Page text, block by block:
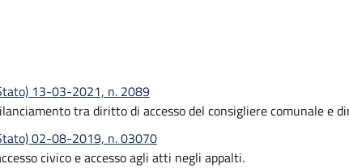
13-03-2021, n. 2089
tra diritto di accesso del consigliere comunale e
02-08-2019, n. 03070
civico e accesso agli atti negli appalti.